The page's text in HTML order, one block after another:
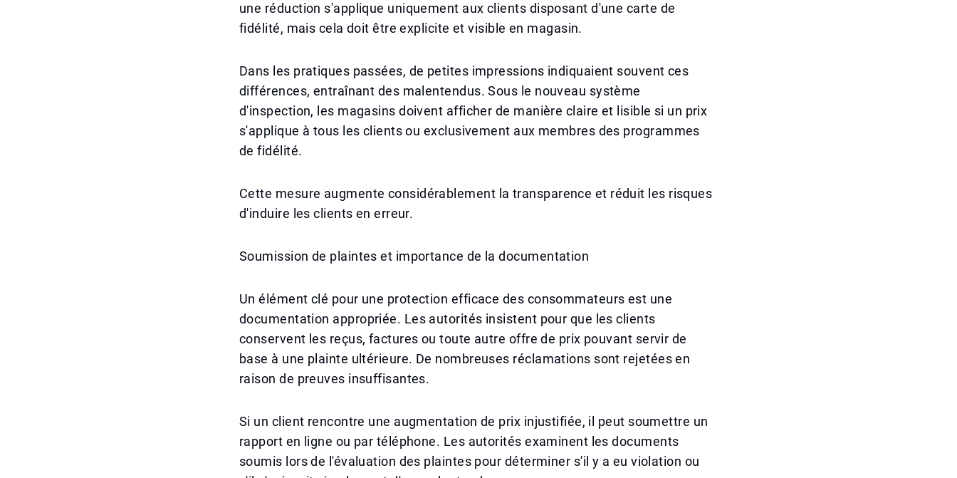
une réduction s'applique uniquement aux clients disposant d'une carte de
fidélité, mais cela doit être explicite et visible en magasin.
Dans les pratiques passées, de petites impressions indiquaient souvent ces
différences, entraînant des malentendus. Sous le nouveau système
d'inspection, les magasins doivent afficher de manière claire et lisible si un prix
s'applique à tous les clients ou exclusivement aux membres des programmes
de fidélité.
Cette mesure augmente considérablement la transparence et réduit les risques
d'induire les clients en erreur.
Soumission de plaintes et importance de la documentation
Un élément clé pour une protection efficace des consommateurs est une
documentation appropriée. Les autorités insistent pour que les clients
conservent les reçus, factures ou toute autre offre de prix pouvant servir de
base à une plainte ultérieure. De nombreuses réclamations sont rejetées en
raison de preuves insuffisantes.
Si un client rencontre une augmentation de prix injustifiée, il peut soumettre un
rapport en ligne ou par téléphone. Les autorités examinent les documents
soumis lors de l'évaluation des plaintes pour déterminer s'il y a eu violation ou